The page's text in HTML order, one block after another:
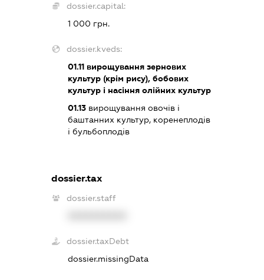
dossier.capital:
1 000 грн.
dossier.kveds:
01.11 вирощування зернових
культур (крім рису), бобових
культур і насіння олійних культур
01.13 вирощування овочів і
баштанних культур, коренеплодів
і бульбоплодів
dossier.tax
dossier.staff
dossier.taxDebt
dossier.missingData